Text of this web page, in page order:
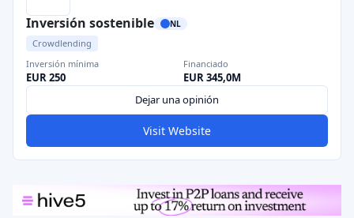
Inversión sostenible NL
Crowdlending
Inversión mínima
EUR 250
Financiado
EUR 345,0M
Dejar una opinión
Visit Website